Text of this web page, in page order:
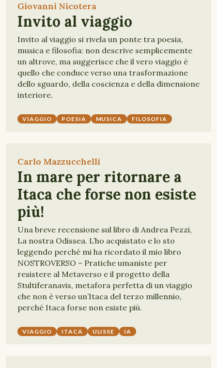
Giovanni Nicotera
Invito al viaggio
Invito al viaggio si rivela un ponte tra poesia,
musica e filosofia: non descrive semplicemente
un altrove, ma suggerisce che il vero viaggio è
quello che conduce verso una trasformazione
dello sguardo, della coscienza e della dimensione
interiore.
VIAGGIO POESIA MUSICA FILOSOFIA
Carlo Mazzucchelli
In mare per ritornare a
Itaca che forse non esiste
più!
Una breve recensione sul libro di Andrea Pezzi,
La nostra Odissea. L’ho acquistato e lo sto
leggendo perché mi ha ricordato il mio libro
NOSTROVERSO – Pratiche umaniste per
resistere al Metaverso e il progetto della
Stultiferanavis, metafora perfetta di un viaggio
che non è verso un’Itaca del terzo millennio,
perché Itaca forse non esiste più.
VIAGGIO ITACA ULISSE IA